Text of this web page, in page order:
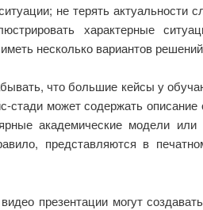
не терять актуальности
характерные
несколько вариантов
что большие кейсы у
может содержать описание
академические модели
представляются в
презентации могут